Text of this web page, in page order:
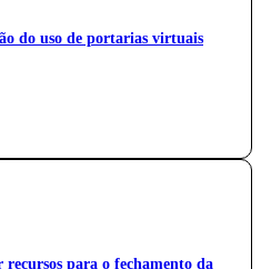
do uso de portarias virtuais
para o fechamento da